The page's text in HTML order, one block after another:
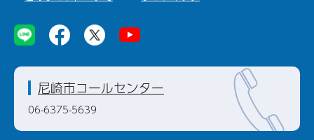
尼崎市コールセンター
06-6375-5639